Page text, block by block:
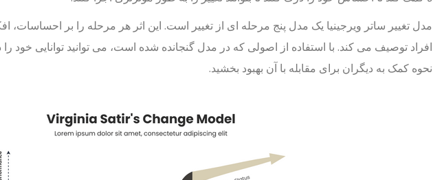
مدل تغییر ساتر ویرجینیا یک مدل پنج مرحله ای از تغییر است. این اثر هر مرحله را بر احساسات،
افراد توصیف می کند. با استفاده از اصولی که در مدل گنجانده شده است، می توانید توانایی خود را
نحوه کمک به دیگران برای مقابله با آن بهبود بخشید.